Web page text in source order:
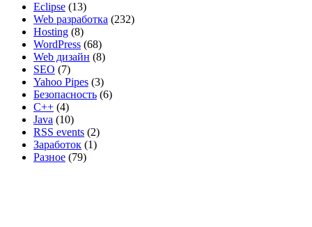
Eclipse (13)
Web разработка (232)
Hosting (8)
WordPress (68)
Web дизайн (8)
SEO (7)
Yahoo Pipes (3)
Безопасность (6)
C++ (4)
Java (10)
RSS events (2)
Заработок (1)
Разное (79)